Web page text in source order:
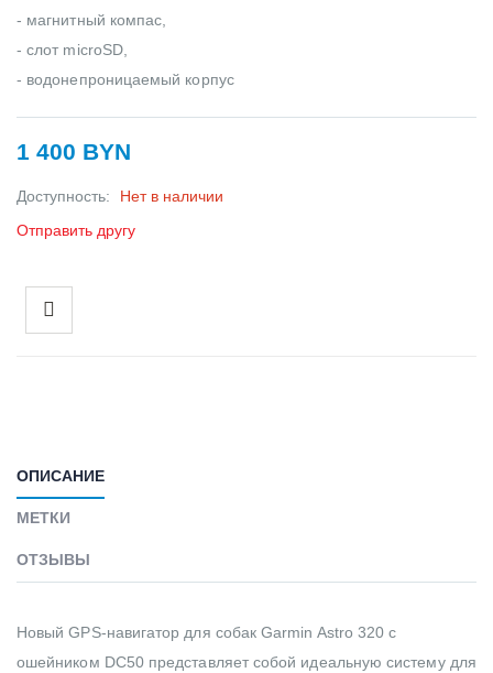
- магнитный компас,
- слот microSD,
- водонепроницаемый корпус
1 400 BYN
Доступность:
Нет в наличии
Отправить другу
ОПИСАНИЕ
МЕТКИ
ОТЗЫВЫ
Новый GPS-навигатор для собак Garmin Astro 320 с
ошейником DC50 представляет собой идеальную систему для